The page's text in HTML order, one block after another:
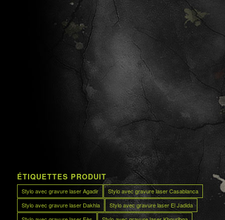
ÉTIQUETTES PRODUIT
Stylo avec gravure laser Agadir
Stylo avec gravure laser Casablanca
Stylo avec gravure laser Dakhla
Stylo avec gravure laser El Jadida